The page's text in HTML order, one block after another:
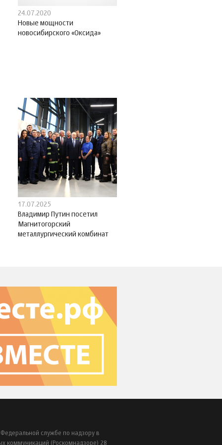
24.07.2020
Новые мощности
новосибирского «Оксида»
17.07.2025
Владимир Путин посетил
Магнитогорский
металлургический комбинат
службе по надзору в
коммуникаций (Роскомнадзоре) 28